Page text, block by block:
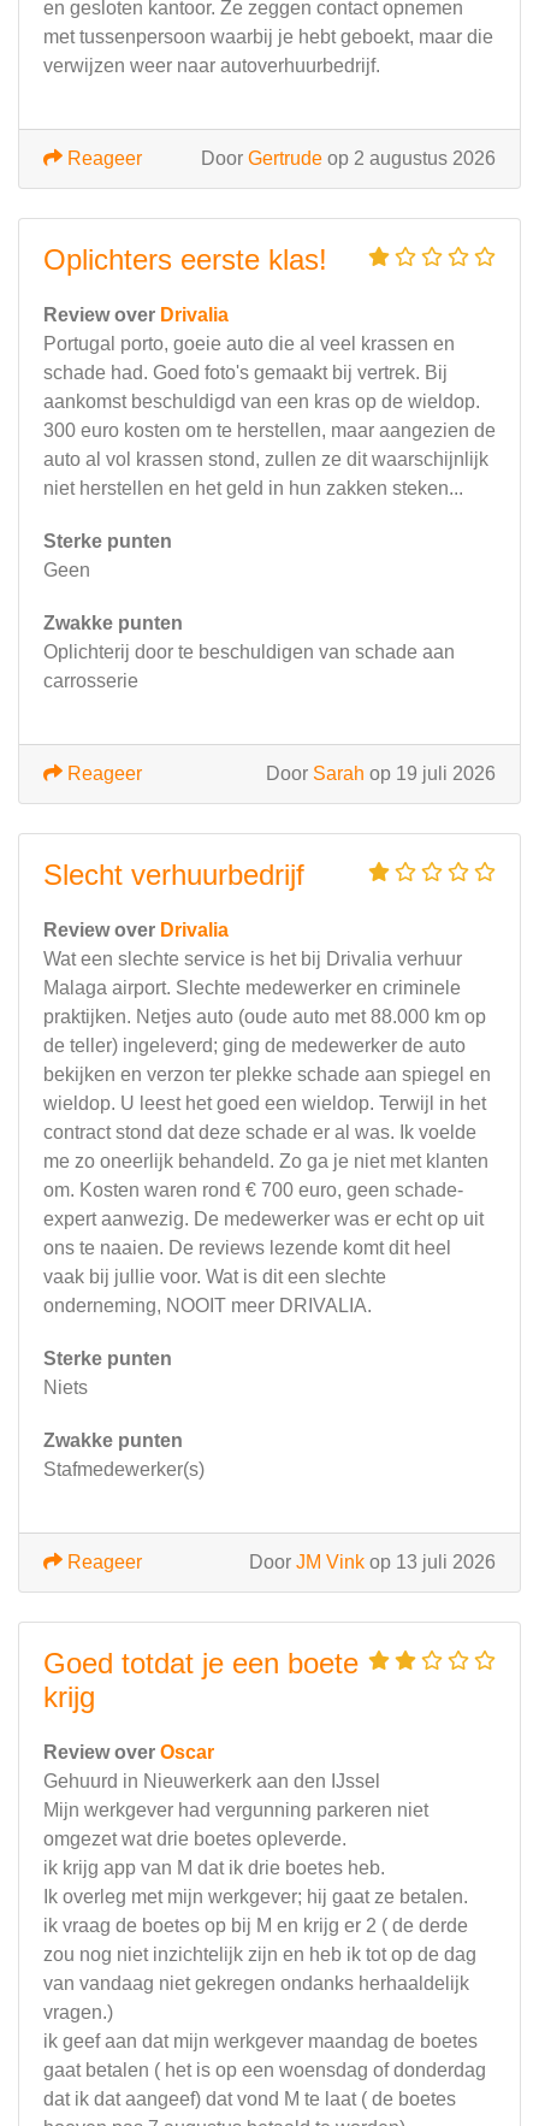
en gesloten kantoor. Ze zeggen contact opnemen
met tussenpersoon waarbij je hebt geboekt, maar die
verwijzen weer naar autoverhuurbedrijf.
Door Gertrude op 2 augustus 2026
Reageer
Oplichters eerste klas!
Review over Drivalia
Portugal porto, goeie auto die al veel krassen en
schade had. Goed foto's gemaakt bij vertrek. Bij
aankomst beschuldigd van een kras op de wieldop.
300 euro kosten om te herstellen, maar aangezien de
auto al vol krassen stond, zullen ze dit waarschijnlijk
niet herstellen en het geld in hun zakken steken...
Sterke punten
Geen
Zwakke punten
Oplichterij door te beschuldigen van schade aan
carrosserie
Door Sarah op 19 juli 2026
Reageer
Slecht verhuurbedrijf
Review over Drivalia
Wat een slechte service is het bij Drivalia verhuur
Malaga airport. Slechte medewerker en criminele
praktijken. Netjes auto (oude auto met 88.000 km op
de teller) ingeleverd; ging de medewerker de auto
bekijken en verzon ter plekke schade aan spiegel en
wieldop. U leest het goed een wieldop. Terwijl in het
contract stond dat deze schade er al was. Ik voelde
me zo oneerlijk behandeld. Zo ga je niet met klanten
om. Kosten waren rond € 700 euro, geen schade-
expert aanwezig. De medewerker was er echt op uit
ons te naaien. De reviews lezende komt dit heel
vaak bij jullie voor. Wat is dit een slechte
onderneming, NOOIT meer DRIVALIA.
Sterke punten
Niets
Zwakke punten
Stafmedewerker(s)
Door JM Vink op 13 juli 2026
Reageer
Goed totdat je een boete
krijg
Review over Oscar
Gehuurd in Nieuwerkerk aan den IJssel
Mijn werkgever had vergunning parkeren niet
omgezet wat drie boetes opleverde.
ik krijg app van M dat ik drie boetes heb.
Ik overleg met mijn werkgever; hij gaat ze betalen.
ik vraag de boetes op bij M en krijg er 2 ( de derde
zou nog niet inzichtelijk zijn en heb ik tot op de dag
van vandaag niet gekregen ondanks herhaaldelijk
vragen.)
ik geef aan dat mijn werkgever maandag de boetes
gaat betalen ( het is op een woensdag of donderdag
dat ik dat aangeef) dat vond M te laat ( de boetes